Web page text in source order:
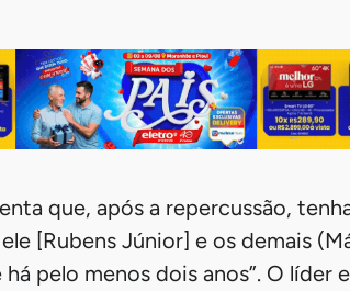
que, após a repercussão,
[Rubens Júnior] e os demais
pelo menos dois anos”. O líder